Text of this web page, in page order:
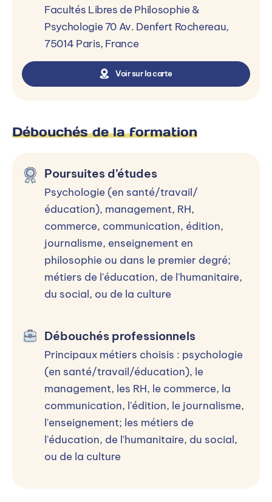
Facultés Libres de Philosophie &
Psychologie 70 Av. Denfert Rochereau,
75014 Paris, France
Voir sur la carte
Débouchés de la formation
Poursuites d’études
Psychologie (en santé/travail/
éducation), management, RH,
commerce, communication, édition,
journalisme, enseignement en
philosophie ou dans le premier degré;
métiers de l'éducation, de l'humanitaire,
du social, ou de la culture
Débouchés professionnels
Principaux métiers choisis : psychologie
(en santé/travail/éducation), le
management, les RH, le commerce, la
communication, l'édition, le journalisme,
l'enseignement; les métiers de
l'éducation, de l'humanitaire, du social,
ou de la culture